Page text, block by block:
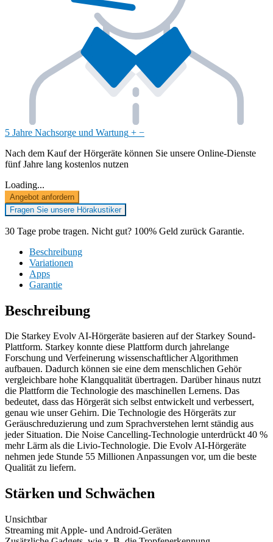
5 Jahre Nachsorge und Wartung + −
Nach dem Kauf der Hörgeräte können Sie unsere Online-Dienste
fünf Jahre lang kostenlos nutzen
Loading...
Angebot anfordern
Fragen Sie unsere Hörakustiker
30 Tage probe tragen. Nicht gut? 100% Geld zurück Garantie.
Beschreibung
Variationen
Apps
Garantie
Beschreibung
Die Starkey Evolv AI-Hörgeräte basieren auf der Starkey Sound-
Plattform. Starkey konnte diese Plattform durch jahrelange
Forschung und Verfeinerung wissenschaftlicher Algorithmen
aufbauen. Dadurch können sie eine dem menschlichen Gehör
vergleichbare hohe Klangqualität übertragen. Darüber hinaus nutzt
die Plattform die Technologie des maschinellen Lernens. Das
bedeutet, dass das Hörgerät sich selbst entwickelt und verbessert,
genau wie unser Gehirn. Die Technologie des Hörgeräts zur
Geräuschreduzierung und zum Sprachverstehen lernt ständig aus
jeder Situation. Die Noise Cancelling-Technologie unterdrückt 40 %
mehr Lärm als die Livio-Technologie. Die Evolv AI-Hörgeräte
nehmen jede Stunde 55 Millionen Anpassungen vor, um die beste
Qualität zu liefern.
Stärken und Schwächen
Unsichtbar
Streaming mit Apple- und Android-Geräten